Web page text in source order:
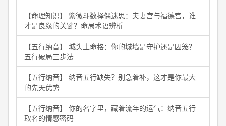
【命理知识】 紫微斗数择偶迷思：夫妻宫与福德宫，谁
才是良缘的关键？命局术语辨析
【五行纳音】 城头土命格：你的城墙是守护还是囚笼？
五行破局三步法
【五行纳音】 纳音五行缺失？别急着补，这才是你最大
的先天优势
【五行纳音】 你的名字里，藏着流年的运气：纳音五行
取名的情感密码